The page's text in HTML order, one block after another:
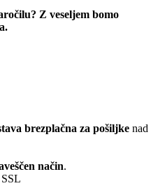
Z veseljem bomo
brezplačna za pošiljke nad
način.